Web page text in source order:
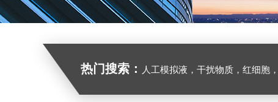
热门搜索： 人工模拟液，干扰物质，红细胞